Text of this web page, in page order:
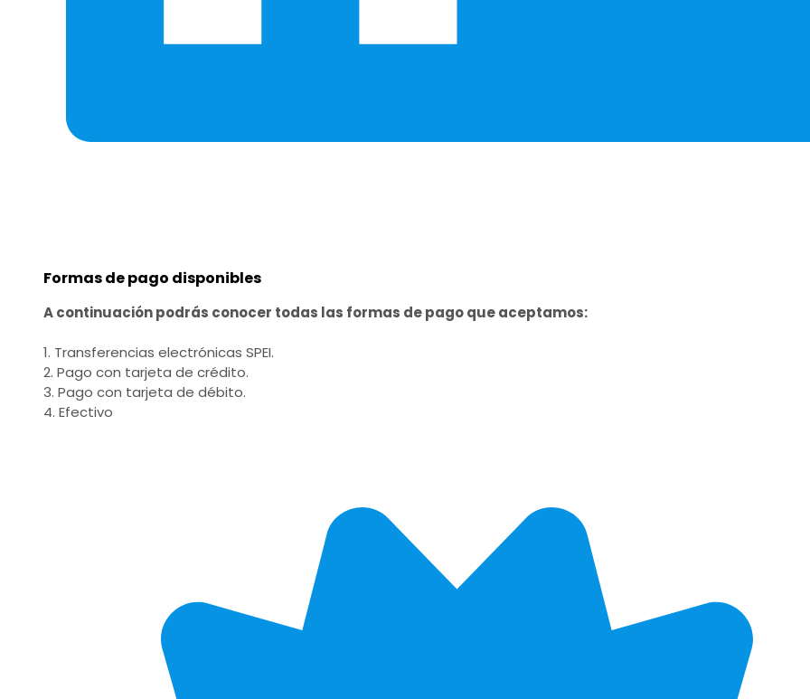
Formas de pago disponibles
A continuación podrás conocer todas las formas de pago que aceptamos:
1. Transferencias electrónicas SPEI.
2. Pago con tarjeta de crédito.
3. Pago con tarjeta de débito.
4. Efectivo